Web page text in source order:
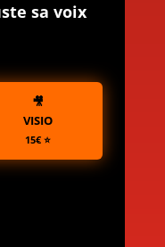
sa voix
🎥
VISIO
15€ ⭐